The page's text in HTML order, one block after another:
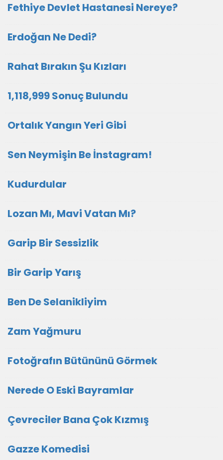
Fethiye Devlet Hastanesi Nereye?
Erdoğan Ne Dedi?
Rahat Bırakın Şu Kızları
1,118,999 Sonuç Bulundu
Ortalık Yangın Yeri Gibi
Sen Neymişin Be İnstagram!
Kudurdular
Lozan Mı, Mavi Vatan Mı?
Garip Bir Sessizlik
Bir Garip Yarış
Ben De Selanikliyim
Zam Yağmuru
Fotoğrafın Bütününü Görmek
Nerede O Eski Bayramlar
Çevreciler Bana Çok Kızmış
Gazze Komedisi